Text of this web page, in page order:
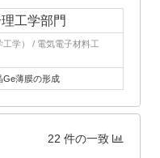
工学部門
学） / 電気電子材料工
Ge薄膜の形成
22 件の一致